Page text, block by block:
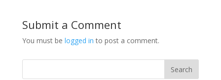
Submit a Comment
You must be logged in to post a comment.